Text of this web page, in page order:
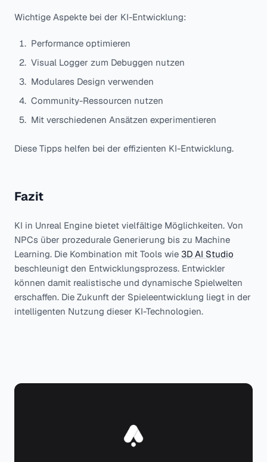
Wichtige Aspekte bei der KI-Entwicklung:
Performance optimieren
Visual Logger zum Debuggen nutzen
Modulares Design verwenden
Community-Ressourcen nutzen
Mit verschiedenen Ansätzen experimentieren
Diese Tipps helfen bei der effizienten KI-Entwicklung.
Fazit
KI in Unreal Engine bietet vielfältige Möglichkeiten. Von
NPCs über prozedurale Generierung bis zu Machine
Learning. Die Kombination mit Tools wie 3D AI Studio
beschleunigt den Entwicklungsprozess. Entwickler
können damit realistische und dynamische Spielwelten
erschaffen. Die Zukunft der Spieleentwicklung liegt in der
intelligenten Nutzung dieser KI-Technologien.